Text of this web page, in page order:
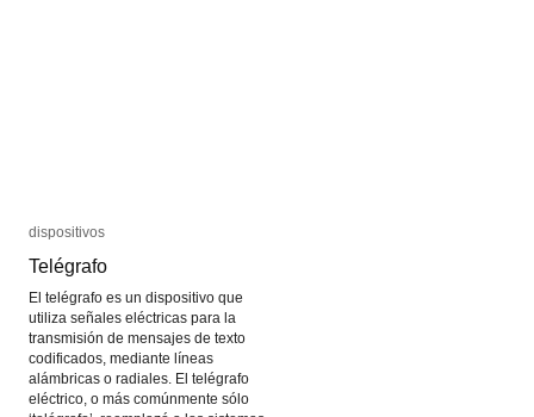
dispositivos
Telégrafo
El telégrafo es un dispositivo que
utiliza señales eléctricas para la
transmisión de mensajes de texto
codificados, mediante líneas
alámbricas o radiales. El telégrafo
eléctrico, o más comúnmente sólo
dispositivos
Telégrafo